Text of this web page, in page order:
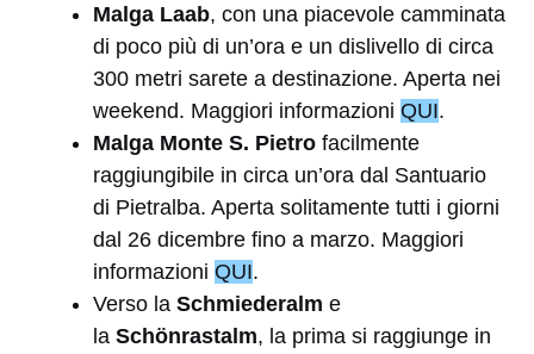
Malga Laab, con una piacevole camminata
di poco più di un’ora e un dislivello di circa
300 metri sarete a destinazione. Aperta nei
weekend. Maggiori informazioni QUI.
Malga Monte S. Pietro facilmente
raggiungibile in circa un’ora dal Santuario
di Pietralba. Aperta solitamente tutti i giorni
dal 26 dicembre fino a marzo. Maggiori
informazioni QUI.
Verso la Schmiederalm e
la Schönrastalm, la prima si raggiunge in